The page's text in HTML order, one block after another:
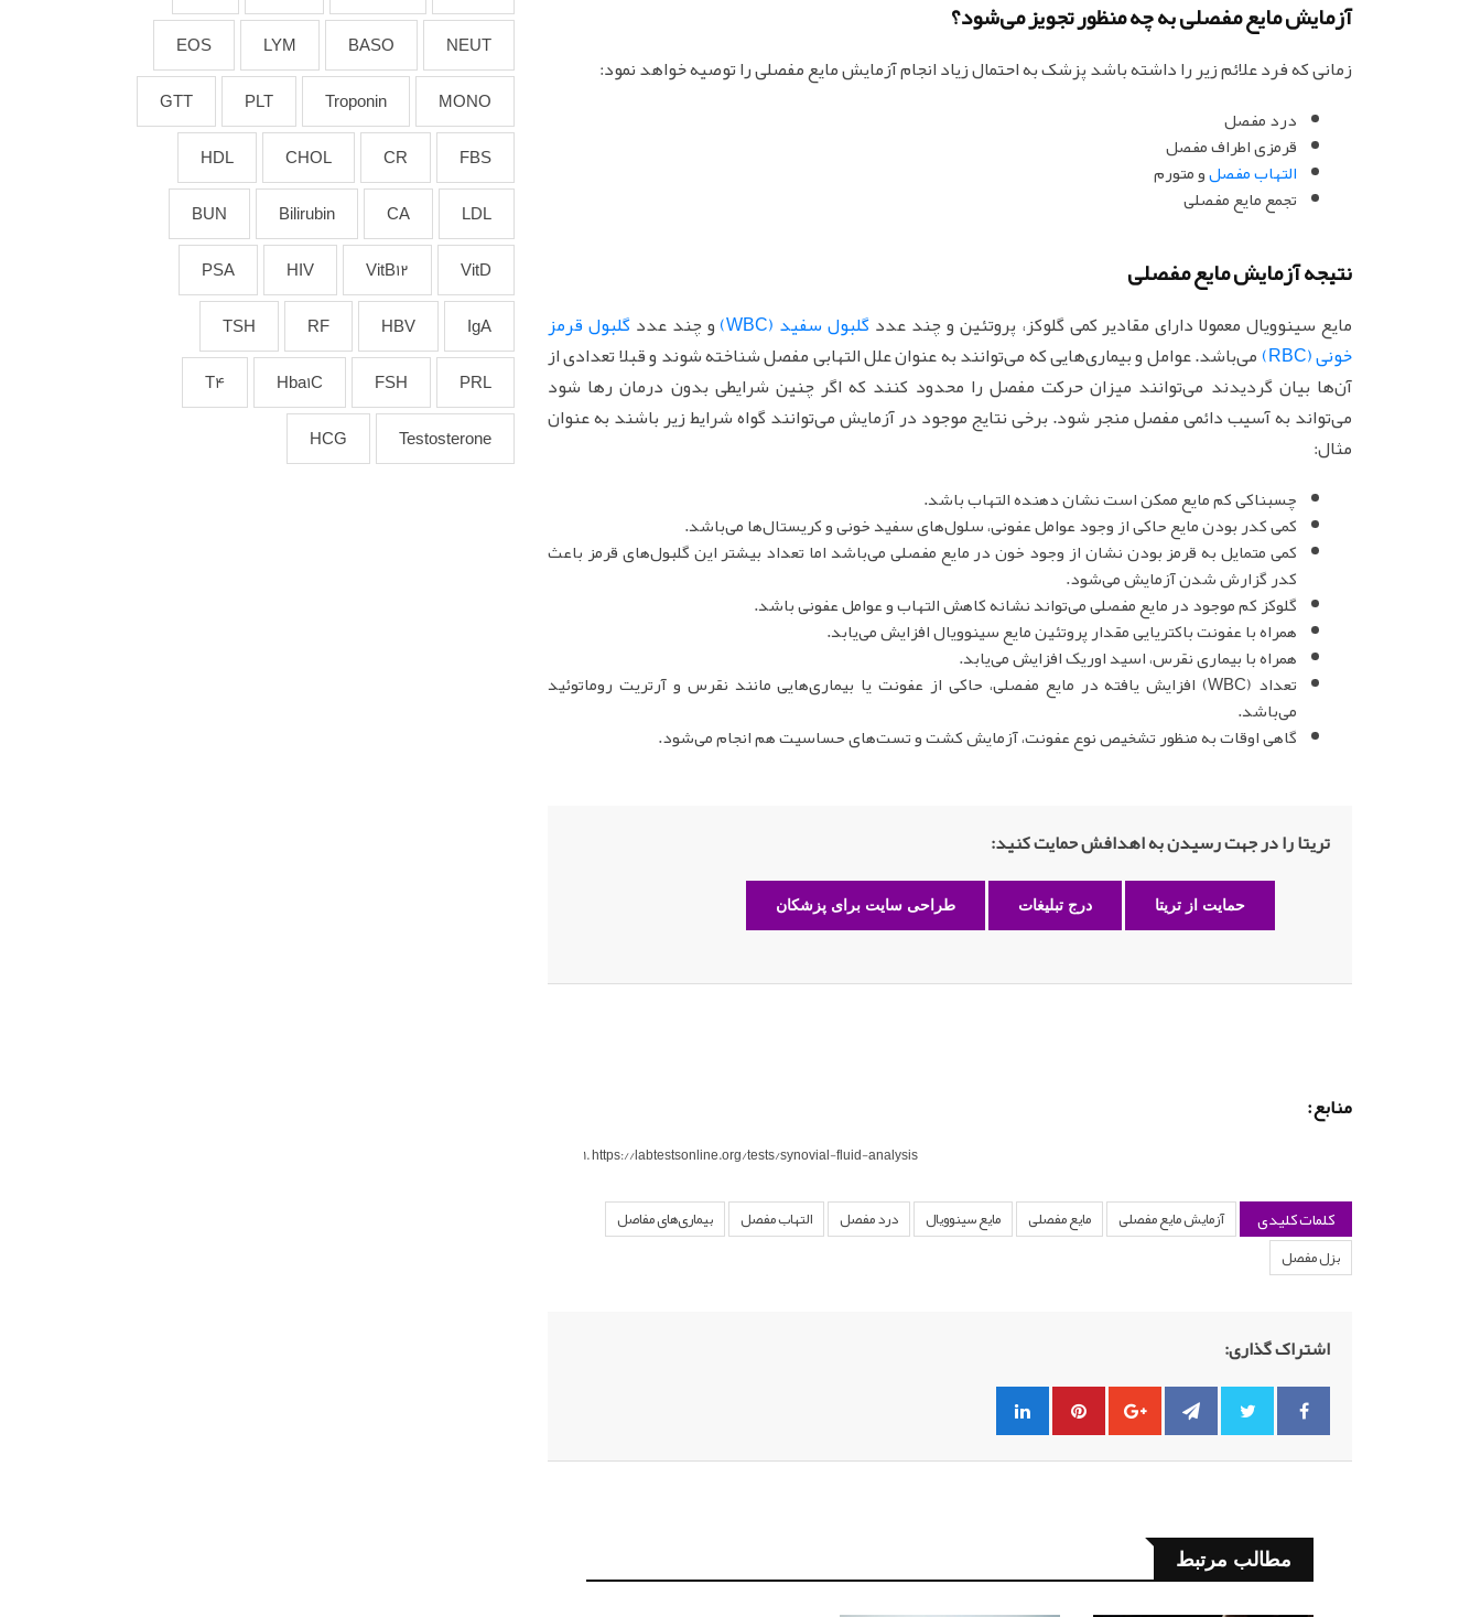
آزمایش مایع مفصلی به چه منظور تجویز می‌شود؟
زمانی که فرد علائم زیر را داشته باشد پزشک به احتمال زیاد انجام آزمایش مایع مفصلی را توصیه خواهد نمود:
درد مفصل
قرمزی اطراف مفصل
التهاب مفصلو متورم
تجمع مایع مفصلی
نتیجه آزمایش مایع مفصلی
مایع سینوویال معمولا دارای مقادیر کمی گلوکز، پروتئین و چند عددگلبول سفید (WBC) و چند عددگلبول قرمز
خونی (RBC)
می‌باشد. عوامل و بیماری‌هایی که می‌توانند به عنوان علل التهابی مفصل شناخته شوند و قبلا تعدادی از
آن‌ها بیان گردیدند می‌توانند میزان حرکت مفصل را محدود کنند که اگر چنین شرایطی بدون درمان رها شود
می‌تواند به آسیب دائمی مفصل منجر شود. برخی نتایج موجود در آزمایش می‌توانند گواه شرایط زیر باشند به عنوان
مثال:
چسبناکی کم مایع ممکن است نشان دهنده التهاب باشد.
کمی کدر بودن مایع حاکی از وجود عوامل عفونی، سلول‌های سفید خونی و کریستال‌ها می‌باشد.
کمی متمایل به قرمز بودن نشان از وجود خون در مایع مفصلی می‌باشد اما تعداد بیشتر این گلبول‌های قرمز باعث
کدر گزارش شدن آزمایش می‌شود.
گلوکز کم موجود در مایع مفصلی می‌تواند نشانه کاهش التهاب و عوامل عفونی باشد.
همراه با عفونت باکتریایی مقدار پروتئین مایع سینوویال افزایش می‌یابد.
همراه با بیماری نقرس، اسید اوریک افزایش می‌یابد.
تعداد (WBC) افزایش یافته در مایع مفصلی، حاکی از عفونت یا بیماری‌هایی مانند نقرس و آرتریت روماتوئید
می‌باشد.
گاهی اوقات به منظور تشخیص نوع عفونت، آزمایش کشت و تست‌های حساسیت هم انجام می‌شود.
تریتا را در جهت رسیدن به اهدافش حمایت کنید:
حمایت از تریتا درج تبلیغات طراحی سایت برای پزشکان
منابع:
https://labtestsonline.org/tests/synovial-fluid-analysis
کلمات کلیدی آزمایش مایع مفصلی مایع مفصلی مایع سینوویال درد مفصل التهاب مفصل
بیماری‌های مفاصل
بزل مفصل
اشتراک گذاری:
مطالب مرتبط
NEUT
BASO
LYM
EOS
MONO
Troponin
PLT
GTT
FBS
CR
CHOL
HDL
LDL
CA
Bilirubin
BUN
VitD
VitB12
HIV
PSA
IgA
HBV
RF
TSH
PRL
FSH
Hba1C
T4
Testosterone
HCG